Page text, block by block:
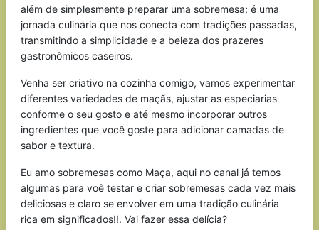
além de simplesmente preparar uma sobremesa; é uma
jornada culinária que nos conecta com tradições passadas,
transmitindo a simplicidade e a beleza dos prazeres
gastronômicos caseiros.
Venha ser criativo na cozinha comigo, vamos experimentar
diferentes variedades de maçãs, ajustar as especiarias
conforme o seu gosto e até mesmo incorporar outros
ingredientes que você goste para adicionar camadas de
sabor e textura.
Eu amo sobremesas como Maça, aqui no canal já temos
algumas para voê testar e criar sobremesas cada vez mais
deliciosas e claro se envolver em uma tradição culinária
rica em significados!!. Vai fazer essa delícia?